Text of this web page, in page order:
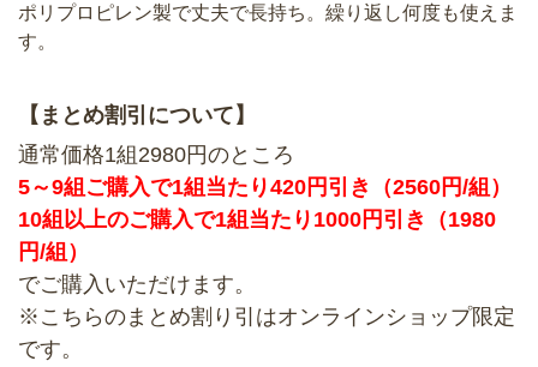
ポリプロピレン製で丈夫で長持ち。繰り返し何度も使えま
す。
【まとめ割引について】
通常価格1組2980円のところ
5～9組ご購入で1組当たり420円引き（2560円/組）
10組以上のご購入で1組当たり1000円引き（1980
円/組）
でご購入いただけます。
※こちらのまとめ割り引はオンラインショップ限定
です。